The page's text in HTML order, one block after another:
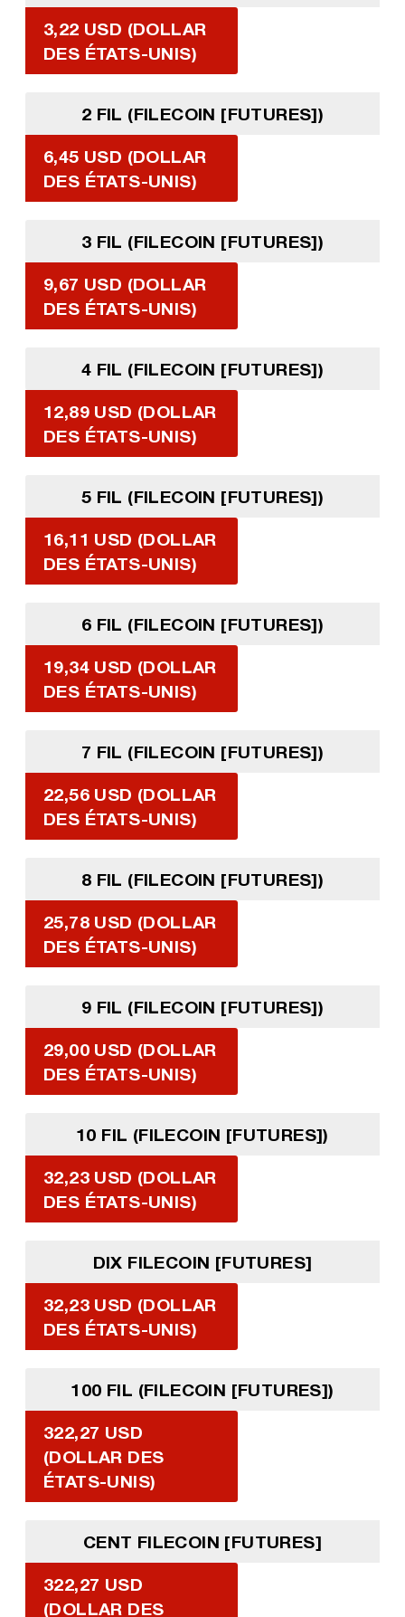
3,22 USD (DOLLAR
DES ÉTATS-UNIS)
2 FIL (FILECOIN [FUTURES])
6,45 USD (DOLLAR
DES ÉTATS-UNIS)
3 FIL (FILECOIN [FUTURES])
9,67 USD (DOLLAR
DES ÉTATS-UNIS)
4 FIL (FILECOIN [FUTURES])
12,89 USD (DOLLAR
DES ÉTATS-UNIS)
5 FIL (FILECOIN [FUTURES])
16,11 USD (DOLLAR
DES ÉTATS-UNIS)
6 FIL (FILECOIN [FUTURES])
19,34 USD (DOLLAR
DES ÉTATS-UNIS)
7 FIL (FILECOIN [FUTURES])
22,56 USD (DOLLAR
DES ÉTATS-UNIS)
8 FIL (FILECOIN [FUTURES])
25,78 USD (DOLLAR
DES ÉTATS-UNIS)
9 FIL (FILECOIN [FUTURES])
29,00 USD (DOLLAR
DES ÉTATS-UNIS)
10 FIL (FILECOIN [FUTURES])
32,23 USD (DOLLAR
DES ÉTATS-UNIS)
DIX FILECOIN [FUTURES]
32,23 USD (DOLLAR
DES ÉTATS-UNIS)
100 FIL (FILECOIN [FUTURES])
322,27 USD
(DOLLAR DES
ÉTATS-UNIS)
CENT FILECOIN [FUTURES]
322,27 USD
(DOLLAR DES